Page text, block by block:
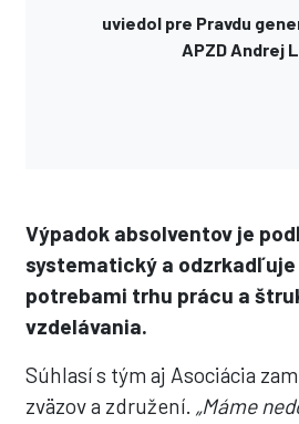
uviedol pre Pravdu
APZD Andrej
Výpadok absolventov je
systematický a
potrebami trhu prácu a
vzdelávania.
Súhlasí s tým aj Asociácia
zväzov a združení. „Máme